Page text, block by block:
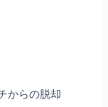
からの脱却